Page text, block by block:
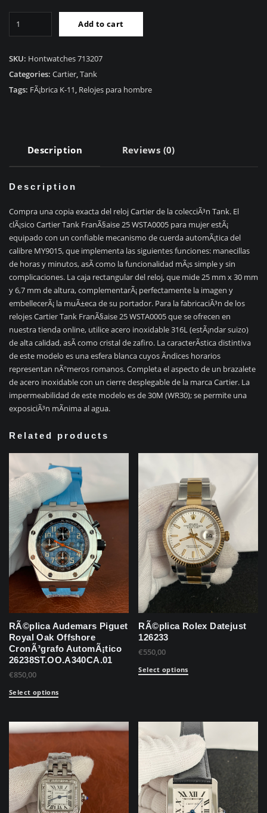
Relojes
RÃ©plica
Cartier
Tank
quantity
Add to cart
SKU: Hontwatches 713207
Categories: Cartier,Tank
Tags: FÃ¡brica K-11, Relojes para hombre
Description Reviews (0)
Description
Compra una copia exacta del reloj Cartier de la colecciÃ³n Tank. El
clÃ¡sico Cartier Tank FranÃ§aise 25 WSTA0005 para mujer estÃ¡
equipado con un confiable mecanismo de cuerda automÃ¡tica del
calibre MY9015, que implementa las siguientes funciones: manecillas
de horas y minutos, asÃ­ como la funcionalidad mÃ¡s simple y sin
complicaciones. La caja rectangular del reloj, que mide 25 mm x 30 mm
y 6,7 mm de altura, complementarÃ¡ perfectamente la imagen y
embellecerÃ¡ la muÃ±eca de su portador. Para la fabricaciÃ³n de los
relojes Cartier Tank FranÃ§aise 25 WSTA0005 que se ofrecen en
nuestra tienda online, utilice acero inoxidable 316L (estÃ¡ndar suizo)
de alta calidad, asÃ­ como cristal de zafiro. La caracterÃ­stica distintiva
de este modelo es una esfera blanca cuyos Ã­ndices horarios
representan nÃºmeros romanos. Completa el aspecto de un brazalete
de acero inoxidable con un cierre desplegable de la marca Cartier. La
impermeabilidad de este modelo es de 30M (WR30); se permite una
exposiciÃ³n mÃ­nima al agua.
Related products
RÃ©plica Audemars Piguet
Royal Oak Offshore
CronÃ³grafo AutomÃ¡tico
26238ST.OO.A340CA.01
€850,00
Select options
RÃ©plica Rolex Datejust
126233
€550,00
Select options